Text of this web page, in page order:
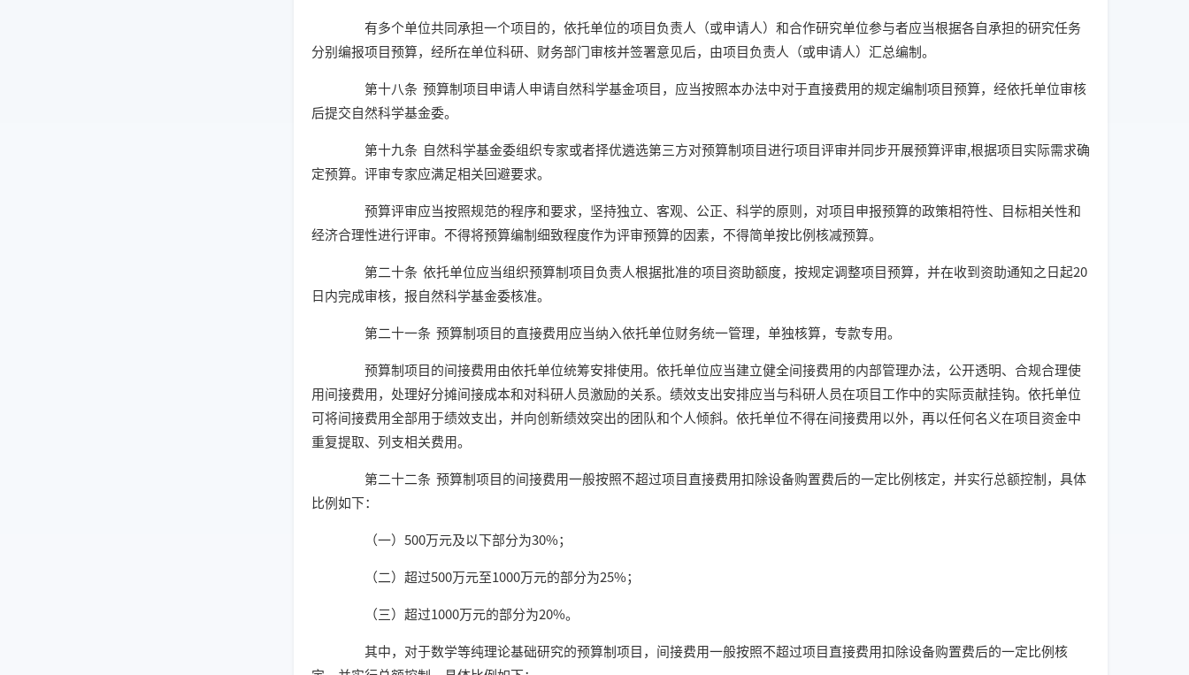
有多个单位共同承担一个项目的，依托单位的项目负责人（或申请人）和合作研究单位参与者应当根据各自承担的研究任务
分别编报项目预算，经所在单位科研、财务部门审核并签署意见后，由项目负责人（或申请人）汇总编制。
第十八条 预算制项目申请人申请自然科学基金项目，应当按照本办法中对于直接费用的规定编制项目预算，经依托单位审核
后提交自然科学基金委。
第十九条 自然科学基金委组织专家或者择优遴选第三方对预算制项目进行项目评审并同步开展预算评审,根据项目实际需求确
定预算。评审专家应满足相关回避要求。
预算评审应当按照规范的程序和要求，坚持独立、客观、公正、科学的原则，对项目申报预算的政策相符性、目标相关性和
经济合理性进行评审。不得将预算编制细致程度作为评审预算的因素，不得简单按比例核减预算。
第二十条 依托单位应当组织预算制项目负责人根据批准的项目资助额度，按规定调整项目预算，并在收到资助通知之日起20
日内完成审核，报自然科学基金委核准。
第二十一条 预算制项目的直接费用应当纳入依托单位财务统一管理，单独核算，专款专用。
预算制项目的间接费用由依托单位统筹安排使用。依托单位应当建立健全间接费用的内部管理办法，公开透明、合规合理使
用间接费用，处理好分摊间接成本和对科研人员激励的关系。绩效支出安排应当与科研人员在项目工作中的实际贡献挂钩。依托单位
可将间接费用全部用于绩效支出，并向创新绩效突出的团队和个人倾斜。依托单位不得在间接费用以外，再以任何名义在项目资金中
重复提取、列支相关费用。
第二十二条 预算制项目的间接费用一般按照不超过项目直接费用扣除设备购置费后的一定比例核定，并实行总额控制，具体
比例如下：
（一）500万元及以下部分为30%；
（二）超过500万元至1000万元的部分为25%；
（三）超过1000万元的部分为20%。
其中，对于数学等纯理论基础研究的预算制项目，间接费用一般按照不超过项目直接费用扣除设备购置费后的一定比例核